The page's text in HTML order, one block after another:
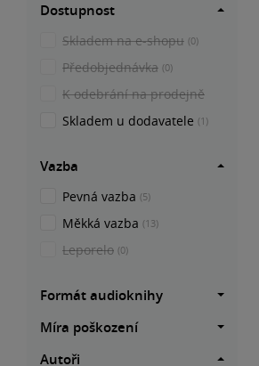
Dostupnost
Skladem na e-shopu (0)
Předobjednávka (0)
K odebrání na prodejně
Skladem u dodavatele (1)
Vazba
Pevná vazba (5)
Měkká vazba (13)
Leporelo (0)
Formát audioknihy
Míra poškození
Autoři